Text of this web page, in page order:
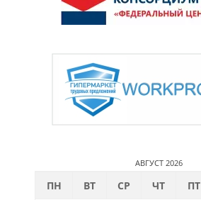
АВГУСТ 2026
ПН ВТ СР ЧТ ПТ